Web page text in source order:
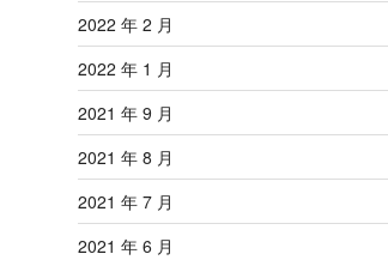
2022 年 2 月
2022 年 1 月
2021 年 9 月
2021 年 8 月
2021 年 7 月
2021 年 6 月